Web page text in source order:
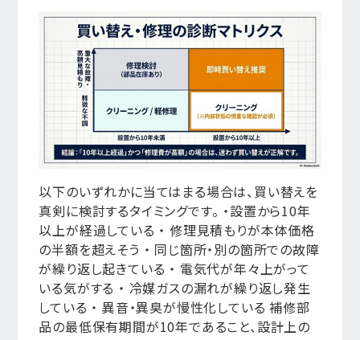
以下のいずれかに当てはまる場合は、買い替えを
真剣に検討するタイミングです。 ・設置から10年
以上が経過している ・ 修理見積もりが本体価格
の半額を超えそう ・ 同じ箇所・別の箇所での故障
が繰り返し起きている ・ 電気代が年々上がって
いる気がする ・ 冷媒ガスの漏れが繰り返し発生
している ・ 異音・異臭が慢性化している 補修部
品の最低保有期間が10年であること、設計上の